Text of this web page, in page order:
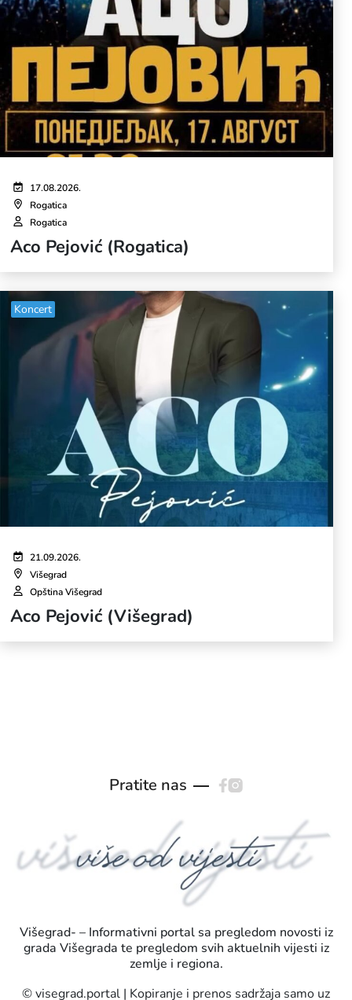
17.08.2026.
Rogatica
Rogatica
Aco Pejović (Rogatica)
Koncert
21.09.2026.
Višegrad
Opština Višegrad
Aco Pejović (Višegrad)
Pratite nas
Višegrad- – Informativni portal sa pregledom novosti iz
grada Višegrada te pregledom svih aktuelnih vijesti iz
zemlje i regiona.
© visegrad.portal | Kopiranje i prenos sadržaja samo uz